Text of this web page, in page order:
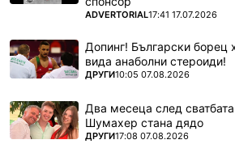
ПОВЕЧЕ ОТ
ADVERTORIAL17:41 17.07.2026
Допинг! Български борец
вида анаболни стероиди!
ПОВЕЧЕ ОТ
ДРУГИ10:05 07.08.2026
Два месеца след
Шумахер стана дядо
ПОВЕЧЕ ОТ
ДРУГИ17:08 07.08.2026